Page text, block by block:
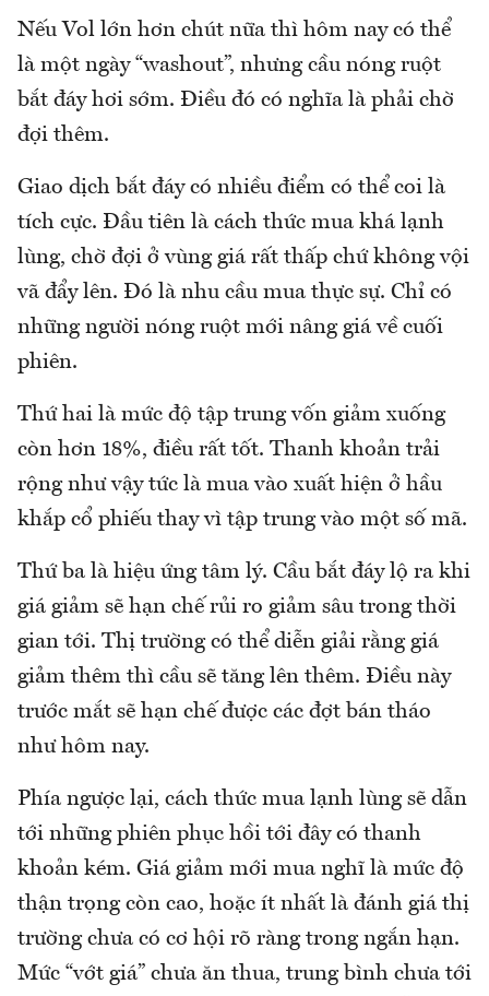
Nếu Vol lớn hơn chút nữa thì hôm nay có thể
là một ngày “washout”, nhưng cầu nóng ruột
bắt đáy hơi sớm. Điều đó có nghĩa là phải chờ
đợi thêm.
Giao dịch bắt đáy có nhiều điểm có thể coi là
tích cực. Đầu tiên là cách thức mua khá lạnh
lùng, chờ đợi ở vùng giá rất thấp chứ không vội
vã đẩy lên. Đó là nhu cầu mua thực sự. Chỉ có
những người nóng ruột mới nâng giá về cuối
phiên.
Thứ hai là mức độ tập trung vốn giảm xuống
còn hơn 18%, điều rất tốt. Thanh khoản trải
rộng như vậy tức là mua vào xuất hiện ở hầu
khắp cổ phiếu thay vì tập trung vào một số mã.
Thứ ba là hiệu ứng tâm lý. Cầu bắt đáy lộ ra khi
giá giảm sẽ hạn chế rủi ro giảm sâu trong thời
gian tới. Thị trường có thể diễn giải rằng giá
giảm thêm thì cầu sẽ tăng lên thêm. Điều này
trước mắt sẽ hạn chế được các đợt bán tháo
như hôm nay.
Phía ngược lại, cách thức mua lạnh lùng sẽ dẫn
tới những phiên phục hồi tới đây có thanh
khoản kém. Giá giảm mới mua nghĩ là mức độ
thận trọng còn cao, hoặc ít nhất là đánh giá thị
trường chưa có cơ hội rõ ràng trong ngắn hạn.
Mức “vớt giá” chưa ăn thua, trung bình chưa tới